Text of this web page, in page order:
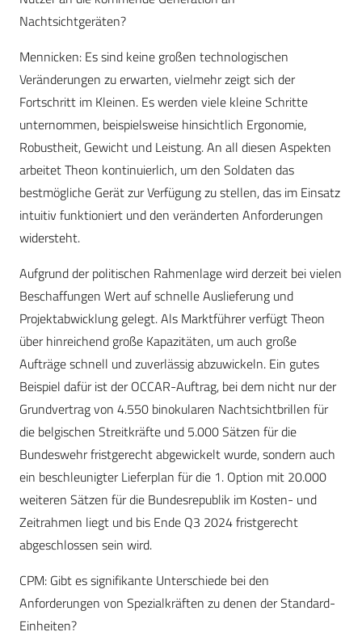
Nachtsichtgeräten?
Mennicken: Es sind keine großen technologischen
Veränderungen zu erwarten, vielmehr zeigt sich der
Fortschritt im Kleinen. Es werden viele kleine Schritte
unternommen, beispielsweise hinsichtlich Ergonomie,
Robustheit, Gewicht und Leistung. An all diesen Aspekten
arbeitet Theon kontinuierlich, um den Soldaten das
bestmögliche Gerät zur Verfügung zu stellen, das im Einsatz
intuitiv funktioniert und den veränderten Anforderungen
widersteht.
Aufgrund der politischen Rahmenlage wird derzeit bei vielen
Beschaffungen Wert auf schnelle Auslieferung und
Projektabwicklung gelegt. Als Marktführer verfügt Theon
über hinreichend große Kapazitäten, um auch große
Aufträge schnell und zuverlässig abzuwickeln. Ein gutes
Beispiel dafür ist der OCCAR-Auftrag, bei dem nicht nur der
Grundvertrag von 4.550 binokularen Nachtsichtbrillen für
die belgischen Streitkräfte und 5.000 Sätzen für die
Bundeswehr fristgerecht abgewickelt wurde, sondern auch
ein beschleunigter Lieferplan für die 1. Option mit 20.000
weiteren Sätzen für die Bundesrepublik im Kosten- und
Zeitrahmen liegt und bis Ende Q3 2024 fristgerecht
abgeschlossen sein wird.
CPM: Gibt es signifikante Unterschiede bei den
Anforderungen von Spezialkräften zu denen der Standard-
Einheiten?